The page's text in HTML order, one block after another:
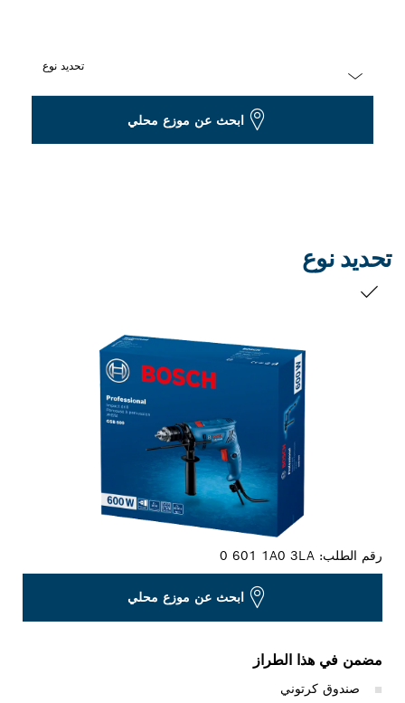
تحديد نوع
ابحث عن موزع محلي
تحديد نوع
رقم الطلب:0 601 1A0 3LA
ابحث عن موزع محلي
مضمن في هذا الطراز
صندوق كرتوني